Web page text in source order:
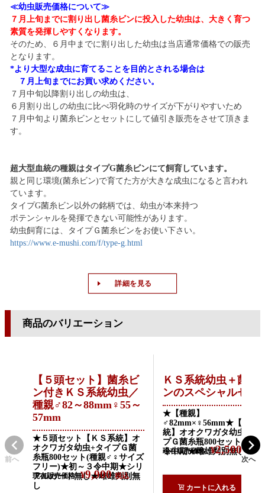
≪幼虫販売価格について≫
７月上旬までに割り出し菌糸ビンに投入した幼虫は、大きく育つ
素質を発揮しやすくなります。
そのため、６月中までに割り出した幼虫は当店通常価格での販売
となります。
*より大型な成虫に育てることを目的とされる場合は
７月上旬までにお買い求めください。
７月中旬以降割り出しの幼虫は、
６月割り出しの幼虫に比べ羽化時のサイズが下がりやすいため
７月中旬より菌糸ビンとセットにして値引き販売をさせて頂きま
す。
超大型血統の種親はタイプG菌糸ビンにて飼育しています。
親と同じ環境(菌糸ビン)で育てた方が大きな成虫になると言われ
ています。
タイプG菌糸ビン以外の銘柄では、幼虫が本来持つ
ポテンシャルを発揮できない可能性があります。
幼虫飼育には、タイプＧ菌糸ビンをお使い下さい。
https://www.e-mushi.com/f/type-g.html
詳細を見る
商品のバリエーション
前へ
【５頭セット】菌糸ビ
ン付きＫＳ系統幼虫／
種親♂82～88mm♀55～
57mm
★５頭セット【ＫＳ系統】オ
オクワガタ幼虫+タイプＧ菌
糸瓶800セット(種親♂♀サイズ
フリー)★初～３令中期★シリ
アルカード無し★雌雄判別無
し
現在販売価格 ¥9,900 税込
ＫＳ系統幼虫＋菌糸
ンのスペシャルセッ
★【種親】
♂82mm×♀56mm★【ＫＳ
統】オオクワガタ幼虫+タ
プＧ菌糸瓶800セット★初
令中期★雌雄判別無し
現在販売価格 ¥2,500 税込
カートに入れる
次へ